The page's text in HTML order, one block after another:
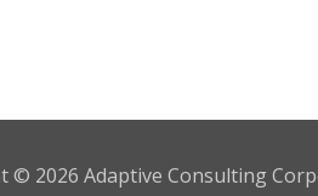
© 2026 Adaptive Consulting